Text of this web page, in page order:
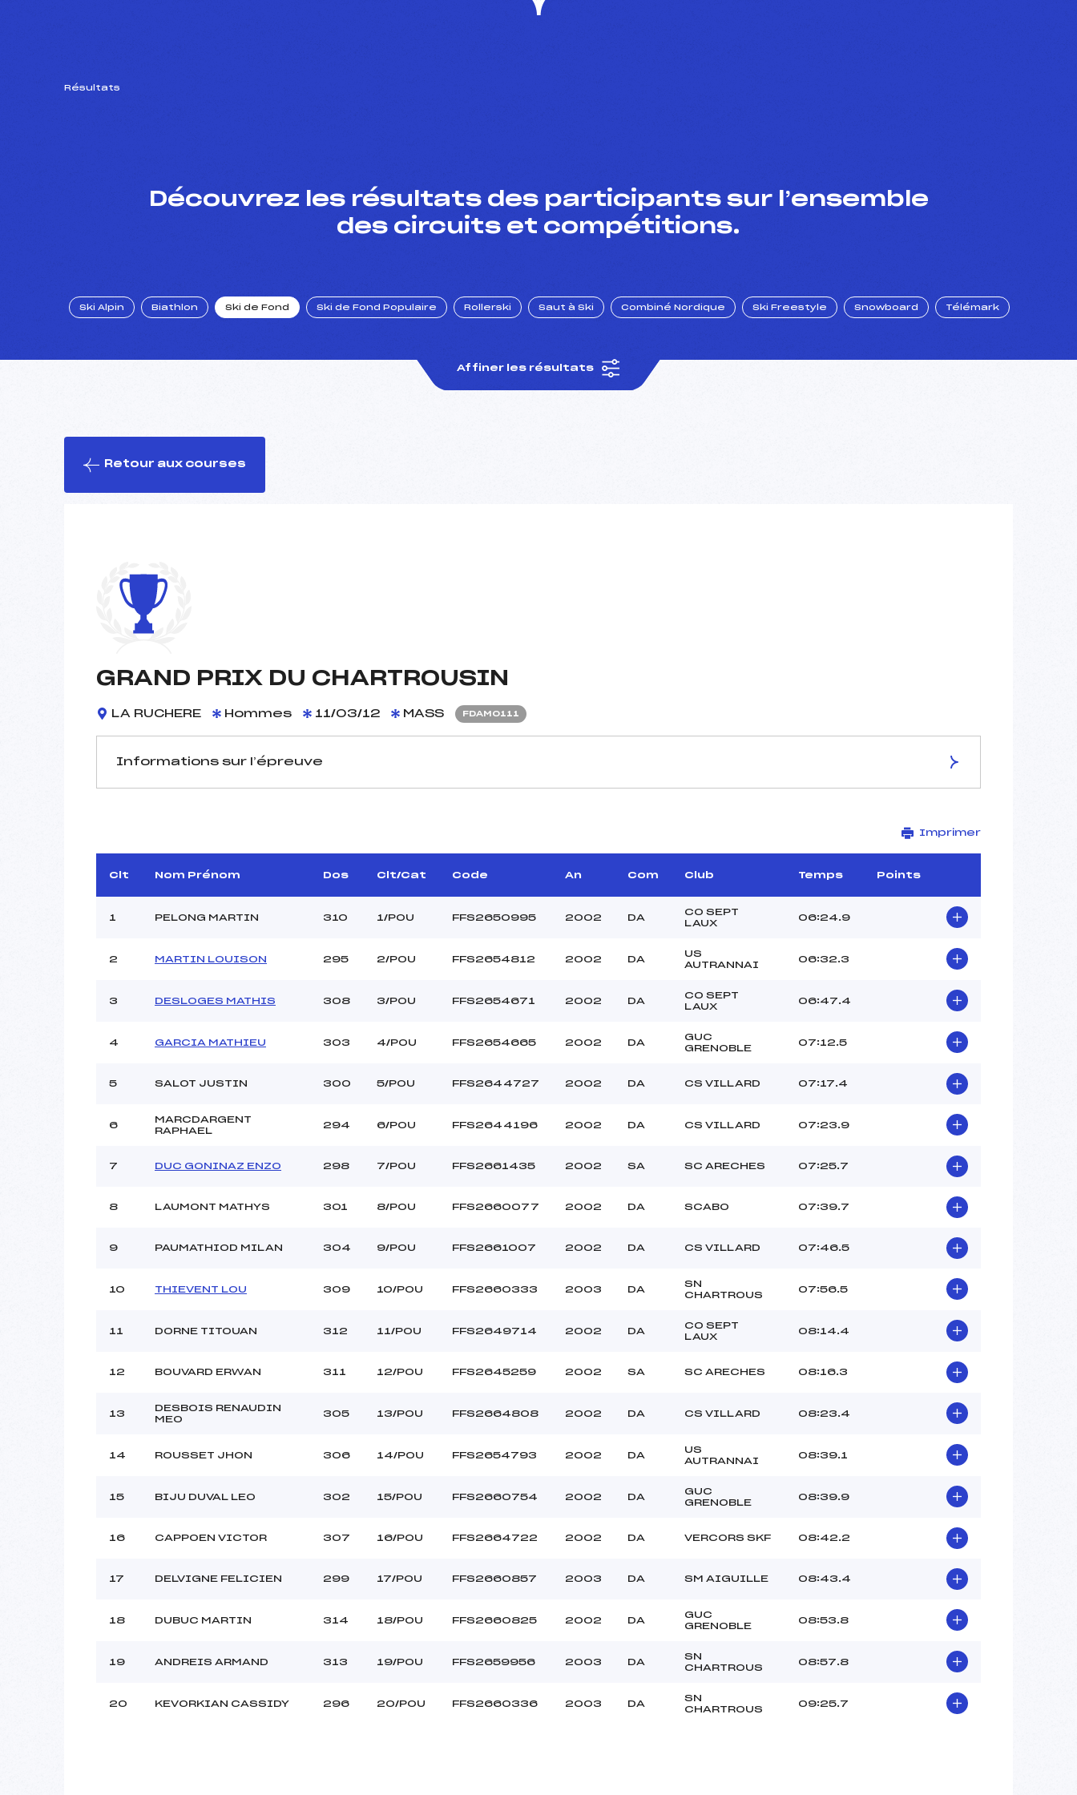
Résultats
Découvrez les résultats des participants sur l’ensemble
des circuits et compétitions.
Ski Alpin Biathlon Ski de Fond Ski de Fond Populaire Rollerski Saut à Ski Combiné Nordique Ski Freestyle Snowboard Télémark
Affiner les résultats
Retour aux courses
GRAND PRIX DU CHARTROUSIN
LA RUCHERE Hommes 11/03/12 MASS FDAM0111
Informations sur l’épreuve
D.T Adjoint :
GRAVA DOMINIQUE (DA)
Dir. Epreuve :
GALLIN LIONEL (DA)
Site de Replis
Distance :
2 km
Point Haut :
Pénalité appliquée :
–
Imprimer
Clt Nom Prénom Dos Clt/Cat Code An Com Club Temps Points
1 PELONG MARTIN 310 1/POU FFS2650995 2002 DA
CO SEPT
LAUX
06:24.9
2 MARTIN LOUISON 295 2/POU FFS2654812 2002 DA
US
AUTRANNAI
06:32.3
3 DESLOGES MATHIS 308 3/POU FFS2654671 2002 DA
CO SEPT
LAUX
06:47.4
4 GARCIA MATHIEU 303 4/POU FFS2654665 2002 DA
GUC
GRENOBLE
07:12.5
5 SALOT JUSTIN 300 5/POU FFS2644727 2002 DA CS VILLARD 07:17.4
6
MARCDARGENT
RAPHAEL
294 6/POU FFS2644196 2002 DA CS VILLARD 07:23.9
7 DUC GONINAZ ENZO 298 7/POU FFS2661435 2002 SA SC ARECHES 07:25.7
8 LAUMONT MATHYS 301 8/POU FFS2660077 2002 DA SCABO 07:39.7
9 PAUMATHIOD MILAN 304 9/POU FFS2661007 2002 DA CS VILLARD 07:46.5
10 THIEVENT LOU 309 10/POU FFS2660333 2003 DA
SN
CHARTROUS
07:56.5
11 DORNE TITOUAN 312 11/POU FFS2649714 2002 DA
CO SEPT
LAUX
08:14.4
12 BOUVARD ERWAN 311 12/POU FFS2645259 2002 SA SC ARECHES 08:16.3
13
DESBOIS RENAUDIN
MEO
305 13/POU FFS2664808 2002 DA CS VILLARD 08:23.4
14 ROUSSET JHON 306 14/POU FFS2654793 2002 DA
US
AUTRANNAI
08:39.1
15 BIJU DUVAL LEO 302 15/POU FFS2660754 2002 DA
GUC
GRENOBLE
08:39.9
16 CAPPOEN VICTOR 307 16/POU FFS2664722 2002 DA VERCORS SKF 08:42.2
17 DELVIGNE FELICIEN 299 17/POU FFS2660857 2003 DA SM AIGUILLE 08:43.4
18 DUBUC MARTIN 314 18/POU FFS2660825 2002 DA
GUC
GRENOBLE
08:53.8
19 ANDREIS ARMAND 313 19/POU FFS2659956 2003 DA
SN
CHARTROUS
08:57.8
20 KEVORKIAN CASSIDY 296 20/POU FFS2660336 2003 DA
SN
CHARTROUS
09:25.7